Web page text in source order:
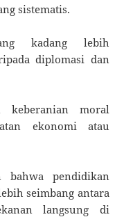
sistematis.
kadang lebih
diplomasi dan
keberanian moral
ekonomi atau
bahwa pendidikan
seimbang antara
langsung di